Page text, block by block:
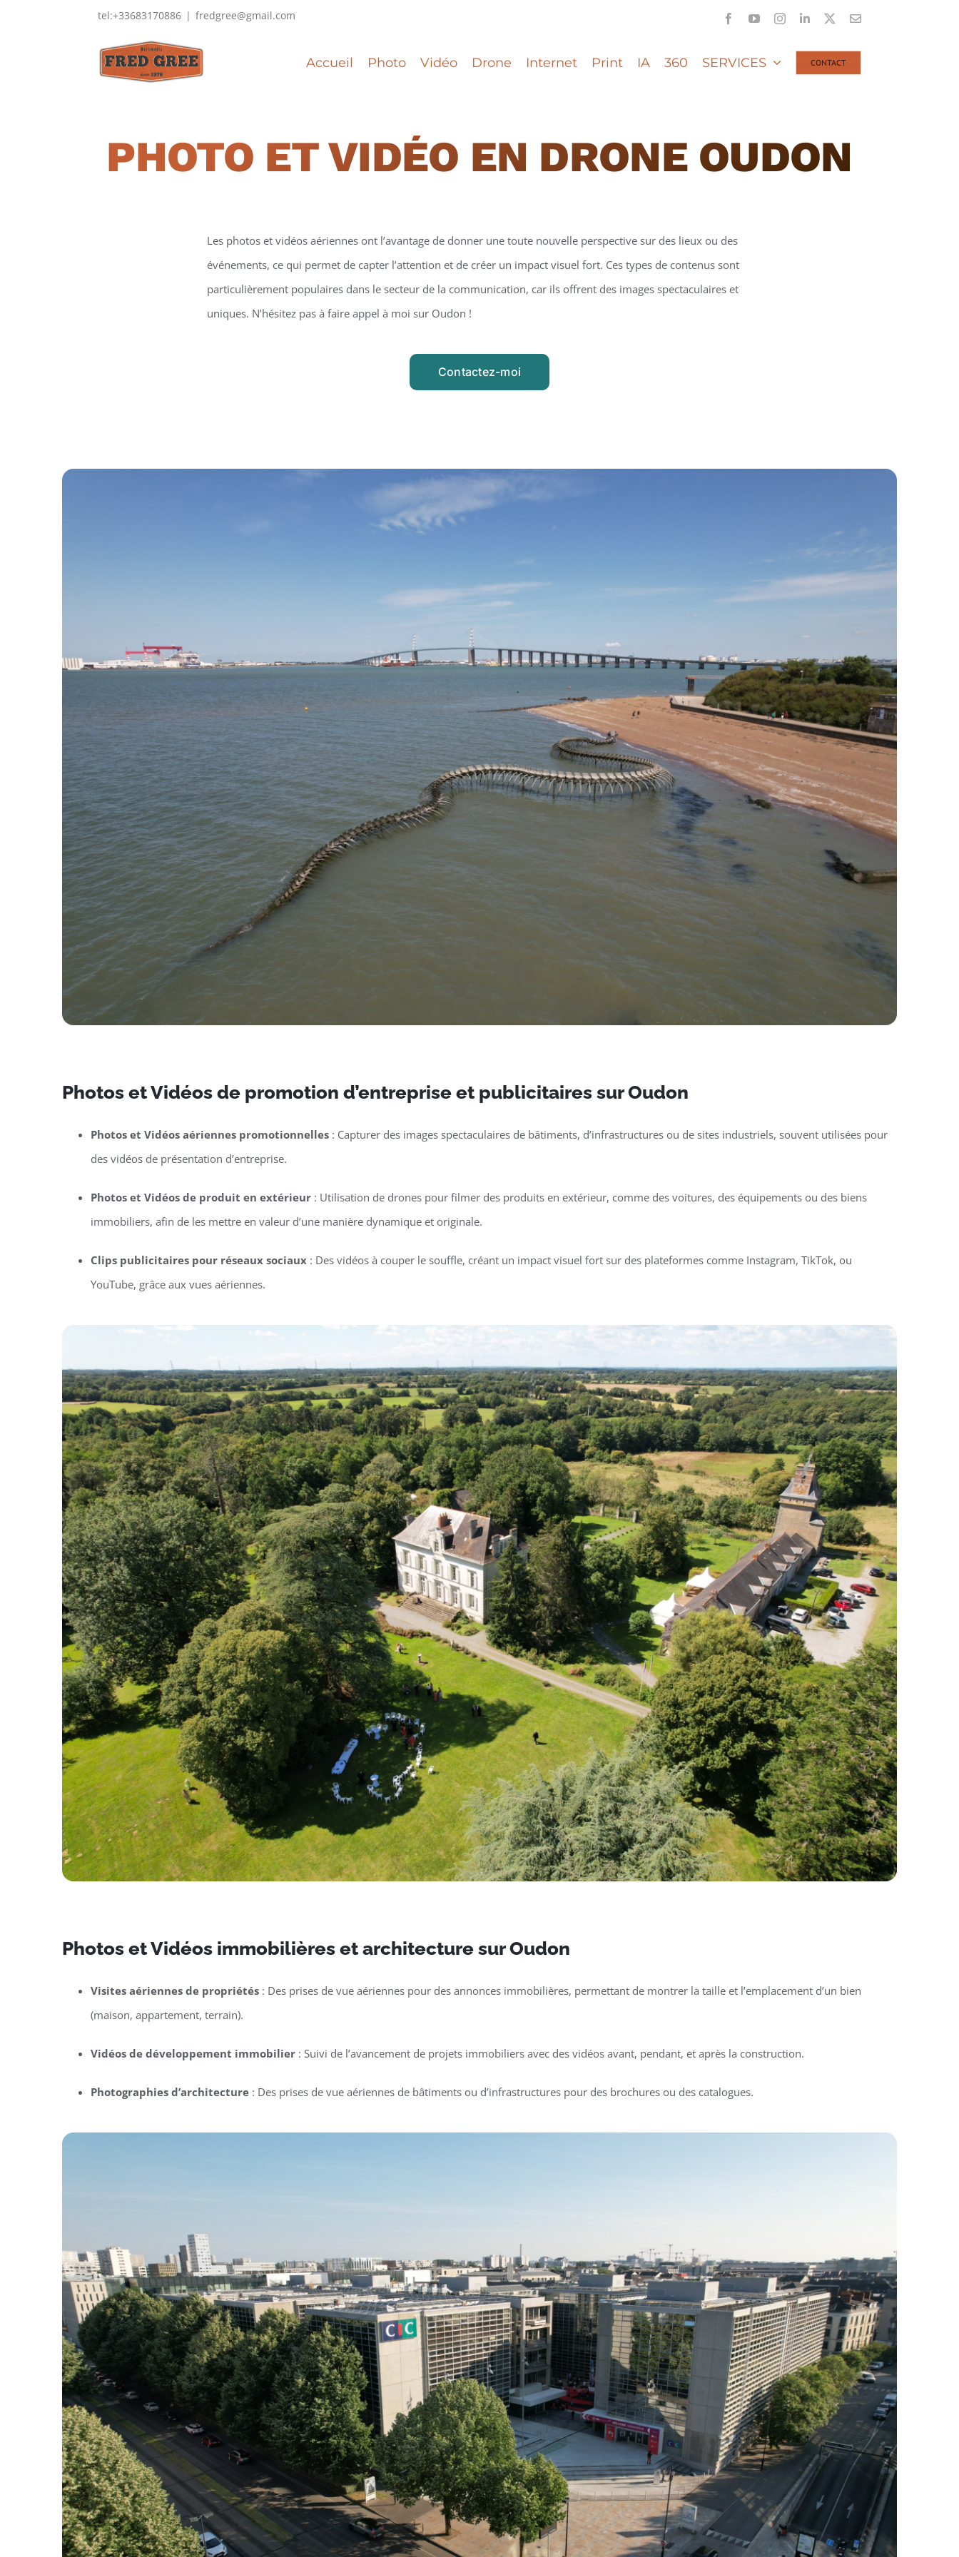
tel:+33683170886 | fredgree@gmail.com FacebookYouTubeInstagramLinkedIn Email
Accueil Photo Vidéo Drone Internet Print IA 360 SERVICES CONTACT
PHOTO ET VIDÉO EN DRONE OUDON
Les photos et vidéos aériennes ont l’avantage de donner une toute nouvelle perspective sur des lieux ou des
événements, ce qui permet de capter l’attention et de créer un impact visuel fort. Ces types de contenus sont
particulièrement populaires dans le secteur de la communication, car ils offrent des images spectaculaires et
uniques. N’hésitez pas à faire appel à moi sur Oudon !
Contactez-moi
Photos et Vidéos de promotion d’entreprise et publicitaires sur Oudon
Photos et Vidéos aériennes promotionnelles: Capturer des images spectaculaires de bâtiments, d’infrastructures ou de sites industriels, souvent utilisées pour
des vidéos de présentation d’entreprise.
Photos et Vidéos de produit en extérieur: Utilisation de drones pour filmer des produits en extérieur, comme des voitures, des équipements ou des biens
immobiliers, afin de les mettre en valeur d’une manière dynamique et originale.
Clips publicitaires pour réseaux sociaux: Des vidéos à couper le souffle, créant un impact visuel fort sur des plateformes comme Instagram, TikTok, ou
YouTube, grâce aux vues aériennes.
Photos et Vidéos immobilières et architecture sur Oudon
Visites aériennes de propriétés: Des prises de vue aériennes pour des annonces immobilières, permettant de montrer la taille et l’emplacement d’un bien
(maison, appartement, terrain).
Vidéos de développement immobilier: Suivi de l’avancement de projets immobiliers avec des vidéos avant, pendant, et après la construction.
Photographies d’architecture: Des prises de vue aériennes de bâtiments ou d’infrastructures pour des brochures ou des catalogues.